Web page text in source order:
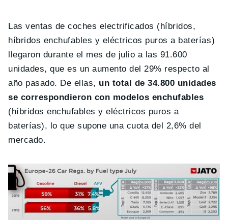
Las ventas de coches electrificados (híbridos,
híbridos enchufables y eléctricos puros a baterías)
llegaron durante el mes de julio a las 91.600
unidades, que es un aumento del 29% respecto al
año pasado. De ellas, un total de 34.800 unidades
se correspondieron con modelos enchufables
(híbridos enchufables y eléctricos puros a
baterías), lo que supone una cuota del 2,6% del
mercado.